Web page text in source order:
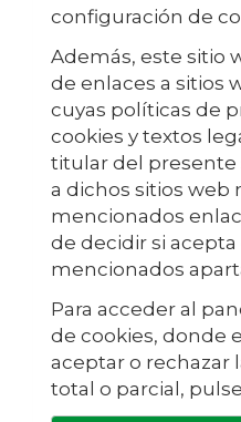
configuración de
Además, este sitio
de enlaces a sitios
cuyas políticas de
cookies y textos
titular del presente
a dichos sitios web
mencionados
de decidir si acepta
mencionados
Para acceder al
de cookies, donde
aceptar o rechazar
total o parcial,